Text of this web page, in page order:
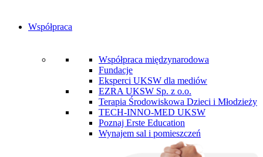
Współpraca
Współpraca międzynarodowa
Fundacje
Eksperci UKSW dla mediów
EZRA UKSW Sp. z o.o.
Terapia Środowiskowa Dzieci i Młodzieży
TECH-INNO-MED UKSW
Poznaj Erste Education
Wynajem sal i pomieszczeń